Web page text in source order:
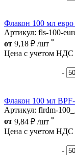
Флакон 100 мл
Артикул: fls-100-
от 9,18 ₽ /шт *
Цена с учетом НДС
-
Флакон 100 мл
Артикул: flrdm-
от 9,84 ₽ /шт *
Цена с учетом НДС
-